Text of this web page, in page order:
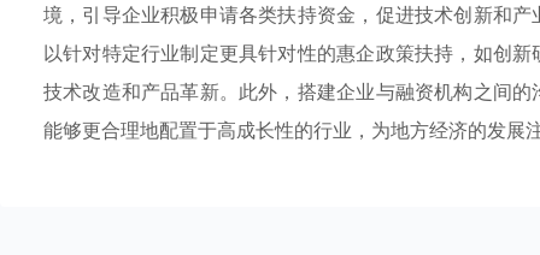
境，引导企业积极申请各类扶持资金，促进技术创新和
以针对特定行业制定更具针对性的惠企政策扶持，如创
技术改造和产品革新。此外，搭建企业与融资机构之间
能够更合理地配置于高成长性的行业，为地方经济的发展